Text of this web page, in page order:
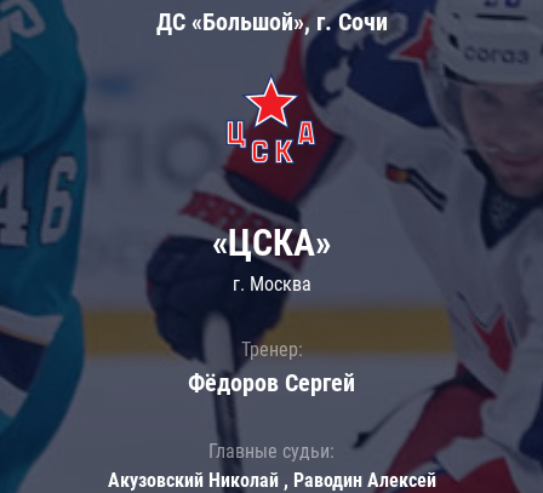
ДС «Большой», г. Сочи
«ЦСКА»
г. Москва
Тренер:
Фёдоров Сергей
Главные судьи:
Акузовский Николай , Раводин Алексей